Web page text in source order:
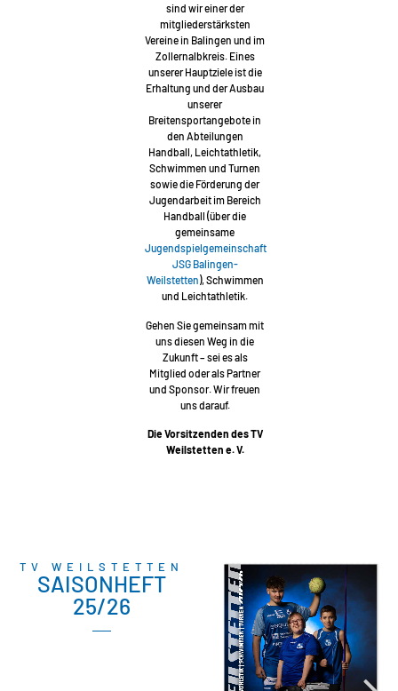
sind wir einer der
mitgliederstärksten
Vereine in Balingen und im
Zollernalbkreis. Eines
unserer Hauptziele ist die
Erhaltung und der Ausbau
unserer
Breitensportangebote in
den Abteilungen
Handball, Leichtathletik,
Schwimmen und Turnen
sowie die Förderung der
Jugendarbeit im Bereich
Handball (über die
gemeinsame
Jugendspielgemeinschaft
JSG Balingen-
Weilstetten), Schwimmen
und Leichtathletik.
Gehen Sie gemeinsam mit
uns diesen Weg in die
Zukunft – sei es als
Mitglied oder als Partner
und Sponsor. Wir freuen
uns darauf.
Die Vorsitzenden des TV
Weilstetten e. V.
TV WEILSTETTEN
SAISONHEFT
25/26